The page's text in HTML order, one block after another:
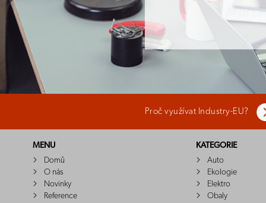
Proč využívat Industry-EU?
MENU
Domů
O nás
Novinky
Reference
KATEGORIE
Auto
Ekologie
Elektro
Obaly